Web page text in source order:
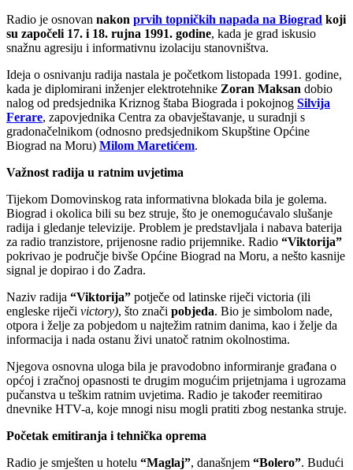
Radio je osnovan nakon prvih topničkih napada na Biograd koji
su započeli 17. i 18. rujna 1991. godine, kada je grad iskusio
snažnu agresiju i informativnu izolaciju stanovništva.
Ideja o osnivanju radija nastala je početkom listopada 1991. godine,
kada je diplomirani inženjer elektrotehnike Zoran Maksan dobio
nalog od predsjednika Kriznog štaba Biograda i pokojnog Silvija
Ferare, zapovjednika Centra za obavještavanje, u suradnji s
gradonačelnikom (odnosno predsjednikom Skupštine Općine
Biograd na Moru) Milom Maretićem.
Važnost radija u ratnim uvjetima
Tijekom Domovinskog rata informativna blokada bila je golema.
Biograd i okolica bili su bez struje, što je onemogućavalo slušanje
radija i gledanje televizije. Problem je predstavljala i nabava baterija
za radio tranzistore, prijenosne radio prijemnike. Radio “Viktorija”
pokrivao je područje bivše Općine Biograd na Moru, a nešto kasnije
signal je dopirao i do Zadra.
Naziv radija “Viktorija” potječe od latinske riječi victoria (ili
engleske riječi victory), što znači pobjeda. Bio je simbolom nade,
otpora i želje za pobjedom u najtežim ratnim danima, kao i želje da
informacija i nada ostanu živi unatoč ratnim okolnostima.
Njegova osnovna uloga bila je pravodobno informiranje građana o
općoj i zračnoj opasnosti te drugim mogućim prijetnjama i ugrozama
pučanstva u teškim ratnim uvjetima. Radio je također reemitirao
dnevnike HTV-a, koje mnogi nisu mogli pratiti zbog nestanka struje.
Početak emitiranja i tehnička oprema
Radio je smješten u hotelu “Maglaj”, današnjem “Bolero”. Budući